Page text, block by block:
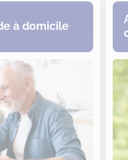
à domicile